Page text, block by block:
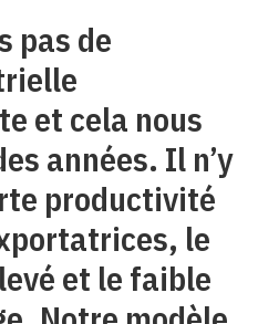
pas de
et cela nous
années. Il n’y
productivité
le
et le faible